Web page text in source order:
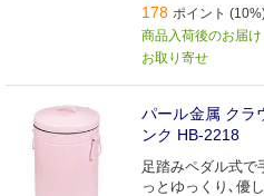
178 ポイント
商品入荷後のお届
お取り寄せ
パール金属 クラ
ンク HB-2218
足踏みペダル式で
っとゆっくり､優